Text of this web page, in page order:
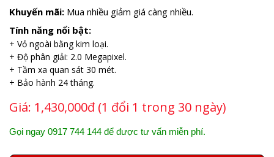
Khuyến mãi: Mua nhiều giảm giá càng nhiều.
Tính năng nổi bật:
+ Vỏ ngoài bằng kim loại.
+ Độ phân giải: 2.0 Megapixel.
+ Tầm xa quan sát 30 mét.
+ Bảo hành 24 tháng.
Giá: 1,430,000đ (1 đổi 1 trong 30 ngày)
Gọi ngay 0917 744 144 để được tư vấn miễn phí.